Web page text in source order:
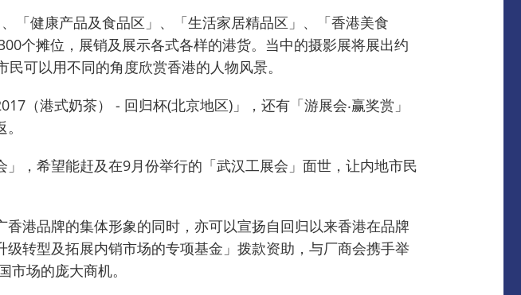
「健康产品及食品区」、「生活家居精品区」、「香港美食
个摊位，展销及展示各式各样的港货。 当中的摄影展将展出约
可以用不同的角度欣赏香港的人物风景。
（港式奶茶） - 回归杯(北京地区)」，还有「游展会‧赢奖赏」
，希望能赶及在9月份举行的「武汉工展会」面世，让内地市民
港品牌的集体形象的同时，亦可以宣扬自回归以来香港在品牌
转型及拓展内销市场的专项基金」拨款资助，与厂商会携手举
场的庞大商机。